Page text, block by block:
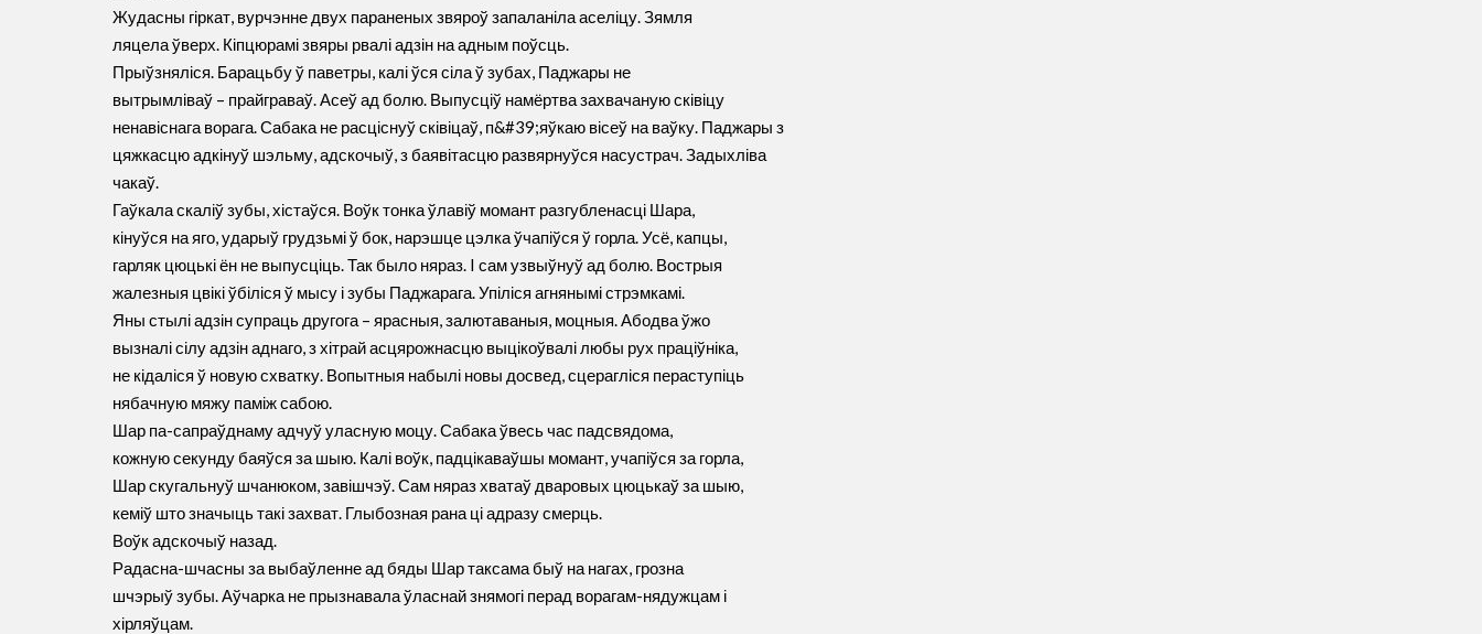
Жудасны гіркат, вурчэнне двух параненых звяроў запаланіла аселіцу. Зямля
ляцела ўверх. Кіпцюрамі звяры рвалі адзін на адным поўсць.
Прыўзняліся. Барацьбу ў паветры, калі ўся сіла ў зубах, Паджары не
вытрымліваў – прайграваў. Асеў ад болю. Выпусціў намёртва захвачаную сківіцу
ненавіснага ворага. Сабака не расціснуў сківіцаў, п&#39;яўкаю вісеў на ваўку. Паджары з
цяжкасцю адкінуў шэльму, адскочыў, з баявітасцю развярнуўся насустрач. Задыхліва
чакаў.
Гаўкала скаліў зубы, хістаўся. Воўк тонка ўлавіў момант разгубленасці Шара,
кінуўся на яго, ударыў грудзьмі ў бок, нарэшце цэлка ўчапіўся ў горла. Усё, капцы,
гарляк цюцькі ён не выпусціць. Так было няраз. I сам узвыўнуў ад болю. Вострыя
жалезныя цвікі ўбіліся ў мысу і зубы Паджарага. Упіліся агнянымі стрэмкамі.
Яны стылі адзін супраць другога – ярасныя, залютаваныя, моцныя. Абодва ўжо
вызналі сілу адзін аднаго, з хітрай асцярожнасцю выцікоўвалі любы рух праціўніка,
не кідаліся ў новую схватку. Вопытныя набылі новы досвед, сцерагліся пераступіць
нябачную мяжу паміж сабою.
Шар па-сапраўднаму адчуў уласную моцу. Сабака ўвесь час падсвядома,
кожную секунду баяўся за шыю. Калі воўк, падцікаваўшы момант, учапіўся за горла,
Шар скугальнуў шчанюком, завішчэў. Сам няраз хватаў дваровых цюцькаў за шыю,
кеміў што значыць такі захват. Глыбозная рана ці адразу смерць.
Воўк адскочыў назад.
Радасна-шчасны за выбаўленне ад бяды Шар таксама быў на нагах, грозна
шчэрыў зубы. Аўчарка не прызнавала ўласнай знямогі перад ворагам-нядужцам і
хірляўцам.